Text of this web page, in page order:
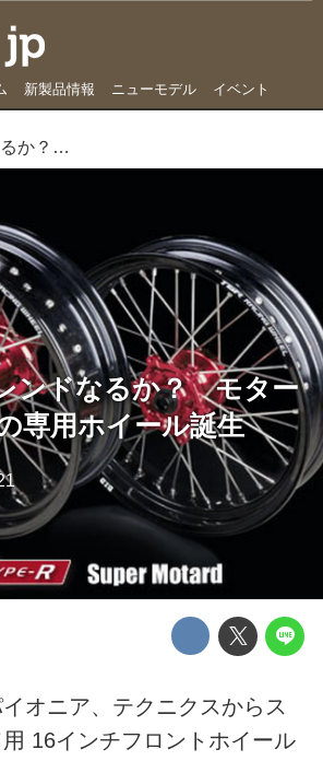
新製品情報 ニューモデル イベント
日本でもトレンドなるか？ モタード16インチの専用ホイール誕生
ンドなるか？ モター
専用ホイール誕生
オニア、テクニクスからス
16インチフロントホイール